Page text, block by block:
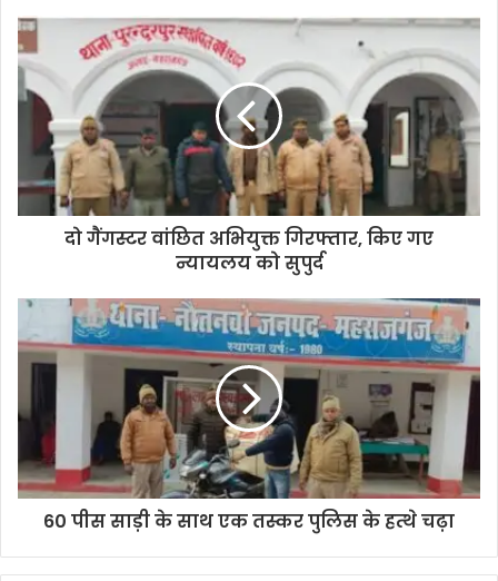
दो गैंगस्टर वांछित अभियुक्त गिरफ्तार, किए गए
न्यायलय को सुपुर्द
60 पीस साड़ी के साथ एक तस्कर पुलिस के हत्थे चढ़ा